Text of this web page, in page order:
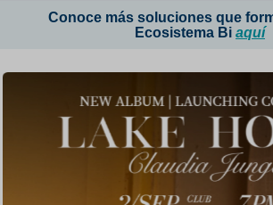
Conoce más soluciones que
Ecosistema Bi aquí